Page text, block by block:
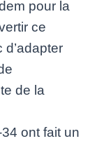
pour la
ce
de la
ont fait un